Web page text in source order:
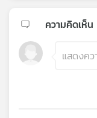
ความคิดเห็น